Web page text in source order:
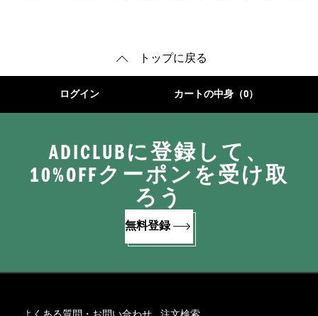
トップに戻る
ログイン カートの中身（0）
ADICLUBに登録して、
10%OFFクーポンを受け取
ろう
無料登録